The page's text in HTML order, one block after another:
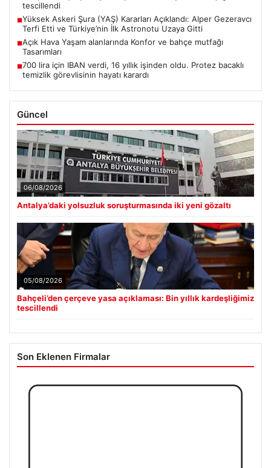
değerli alanlarından bir tanesi gelmiştir. Yeşille iç…
EUR 55.07
ALTIN
BTC 3063230
Son Eklenen Haberler
■Antalya’daki yolsuzluk soruşturmasında iki yeni gözaltı
Bahçeli’den çerçeve yasa açıklaması: Bin yıllık kardeşliğimiz
tescillendi
■Yüksek Askeri Şura (YAŞ) Kararları Açıklandı: Alper Gezeravcı
Terfi Etti ve Türkiye’nin İlk Astronotu Uzaya Gitti
■Açık Hava Yaşam alanlarında Konfor ve bahçe mutfağı
700 lira için IBAN verdi, 16 yıllık işinden oldu. Protez bacaklı
temizlik görevlisinin hayatı karardı
Güncel
Antalya’daki yolsuzluk soruşturmasında iki yeni gözaltı